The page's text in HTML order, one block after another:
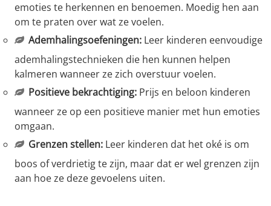
emoties te herkennen en benoemen. Moedig hen aan
om te praten over wat ze voelen.
Ademhalingsoefeningen:Leer kinderen eenvoudige
ademhalingstechnieken die hen kunnen helpen
kalmeren wanneer ze zich overstuur voelen.
Positieve bekrachtiging:Prijs en beloon kinderen
wanneer ze op een positieve manier met hun emoties
omgaan.
Grenzen stellen:Leer kinderen dat het oké is om
boos of verdrietig te zijn, maar dat er wel grenzen zijn
aan hoe ze deze gevoelens uiten.